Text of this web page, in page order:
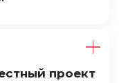
проект